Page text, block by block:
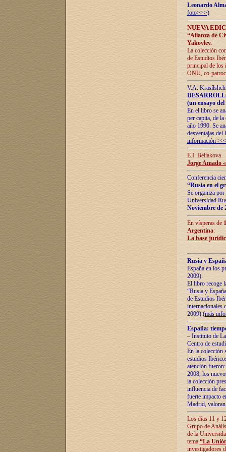
Leonardo
foto>>>)
NUEVA
“Alianza de
Yakovlev.
La colección
de Estudios
principal de los
ONU, co-
V.A.
(un ensayo
En el libro se
per capita, de
año 1990. Se
desventajas
información
E.I. Beliakova
Jorge Amado
Conferencia
“Rusia en el
Se organiza
Universidad
Noviembre de
En vísperas de
Argentina:
La base
Rusia y
España en los
2009).
El libro recoge
“Rusia y
de Estudios
internacionales
2009) (más
España:
– Instituto de
Centro de
En la colección
estudios
atención
2008, los
la colección
influencia de
fuerte impacto
Madrid,
Los días 11 y
Grupo de
de la
tema “La
investigadores